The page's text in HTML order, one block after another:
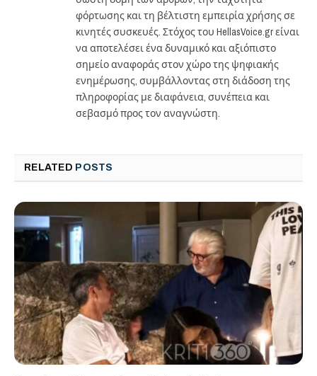
φόρτωσης και τη βέλτιστη εμπειρία χρήσης σε
κινητές συσκευές. Στόχος του HellasVoice.gr είναι
να αποτελέσει ένα δυναμικό και αξιόπιστο
σημείο αναφοράς στον χώρο της ψηφιακής
ενημέρωσης, συμβάλλοντας στη διάδοση της
πληροφορίας με διαφάνεια, συνέπεια και
σεβασμό προς τον αναγνώστη.
RELATED POSTS